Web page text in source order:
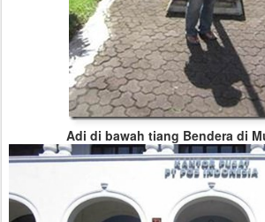
Adi di bawah tiang Bendera di